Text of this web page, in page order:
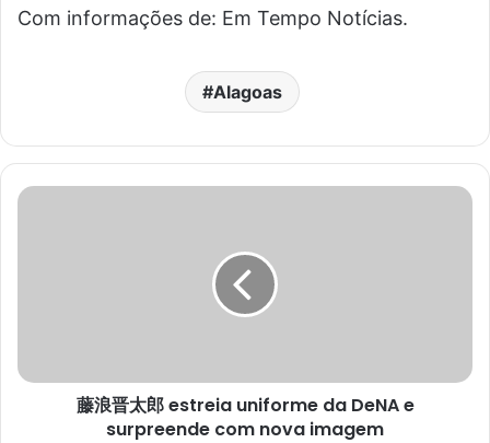
Com informações de: Em Tempo Notícias.
Alagoas
藤浪晋太郎 estreia uniforme da DeNA e
surpreende com nova imagem